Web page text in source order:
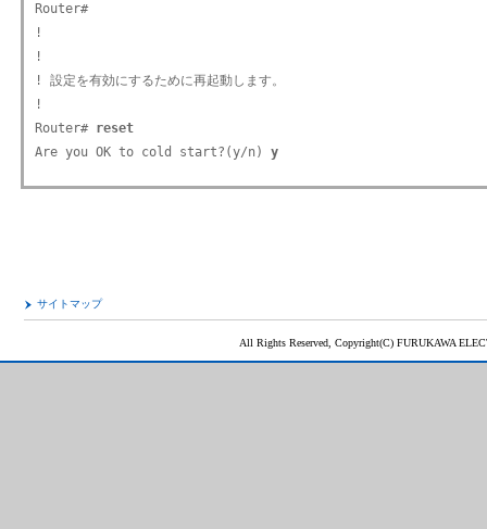
Router#
!
!
! 設定を有効にするために再起動します。
!
Router# reset
Are you OK to cold start?(y/n) y
サイトマップ
All Rights Reserved, Copyright(C) FURUKAWA